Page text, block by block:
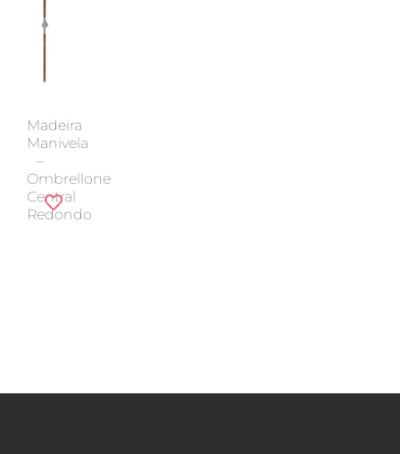
Madeira
Manivela
–
Ombrellone
Central
Redondo